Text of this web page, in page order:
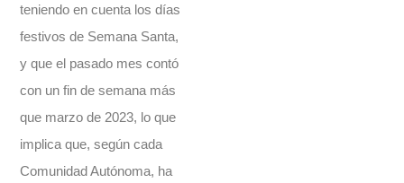
teniendo en cuenta los días
festivos de Semana Santa,
y que el pasado mes contó
con un fin de semana más
que marzo de 2023, lo que
implica que, según cada
Comunidad Autónoma, ha